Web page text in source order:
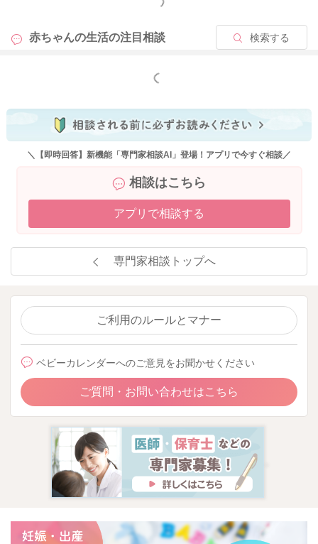
赤ちゃんの生活の注目相談 検索する
もっと見る
＼【即時回答】新機能「専門家相談AI」登場！アプリで今すぐ相談／
相談はこちら
アプリで相談する
専門家相談トップへ
ご利用のルールとマナー
ベビーカレンダーへのご意見をお聞かせください
ご質問・お問い合わせはこちら